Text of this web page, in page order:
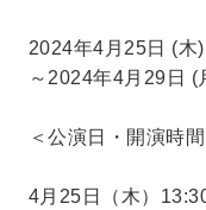
2024年4月25日 (木)
～2024年4月29日
＜公演日・開演
4月25日（木）